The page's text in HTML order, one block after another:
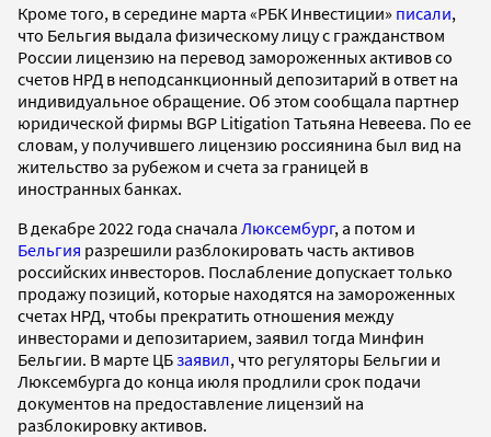
Кроме того, в середине марта «РБК Инвестиции» писали,
что Бельгия выдала физическому лицу с гражданством
России лицензию на перевод замороженных активов со
счетов НРД в неподсанкционный депозитарий в ответ на
индивидуальное обращение. Об этом сообщала партнер
юридической фирмы BGP Litigation Татьяна Невеева. По ее
словам, у получившего лицензию россиянина был вид на
жительство за рубежом и счета за границей в
иностранных банках.
В декабре 2022 года сначала Люксембург, а потом и
Бельгия разрешили разблокировать часть активов
российских инвесторов. Послабление допускает только
продажу позиций, которые находятся на замороженных
счетах НРД, чтобы прекратить отношения между
инвесторами и депозитарием, заявил тогда Минфин
Бельгии. В марте ЦБзаявил, что регуляторы Бельгии и
Люксембурга до конца июля продлили срок подачи
документов на предоставление лицензий на
разблокировку активов.